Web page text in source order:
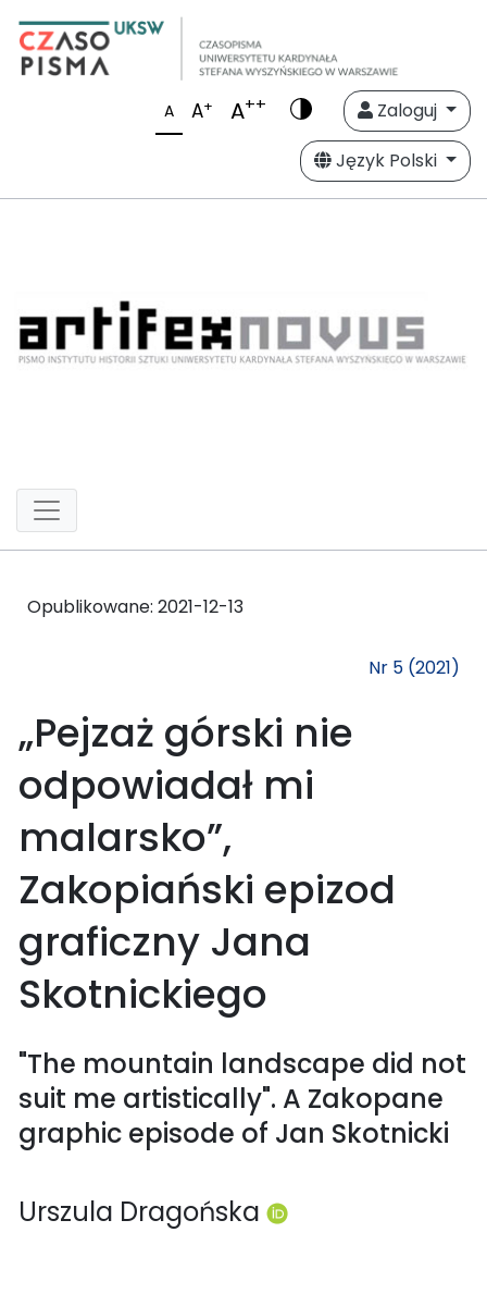
A A+ A++
Zaloguj
Język Polski
Opublikowane: 2021-12-13
Nr 5 (2021)
„Pejzaż górski nie
odpowiadał mi
malarsko”,
Zakopiański epizod
graficzny Jana
Skotnickiego
"The mountain landscape did not
suit me artistically". A Zakopane
graphic episode of Jan Skotnicki
Urszula Dragońska